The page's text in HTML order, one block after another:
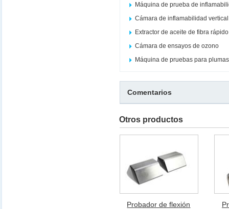
Máquina de prueba de
Cámara de inflamabilidad vertical
Extractor de aceite de fibra
Cámara de ensayos de ozono
Máquina de pruebas para
Comentarios
Otros productos
Probador de flexión